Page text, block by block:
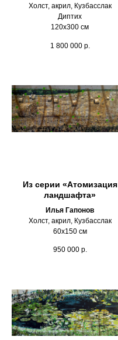
Холст, акрил, Кузбасслак
Диптих
120х300 см
1 800 000 р.
Из серии «Атомизация
ландшафта»
Илья Гапонов
Холст, акрил, Кузбасслак
60х150 см
950 000 р.